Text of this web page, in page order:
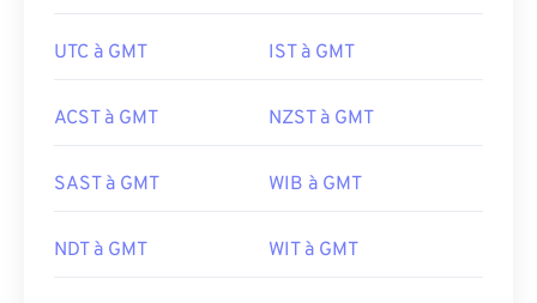
UTC à GMT IST à GMT
ACST à GMT NZST à GMT
SAST à GMT WIB à GMT
NDT à GMT WIT à GMT